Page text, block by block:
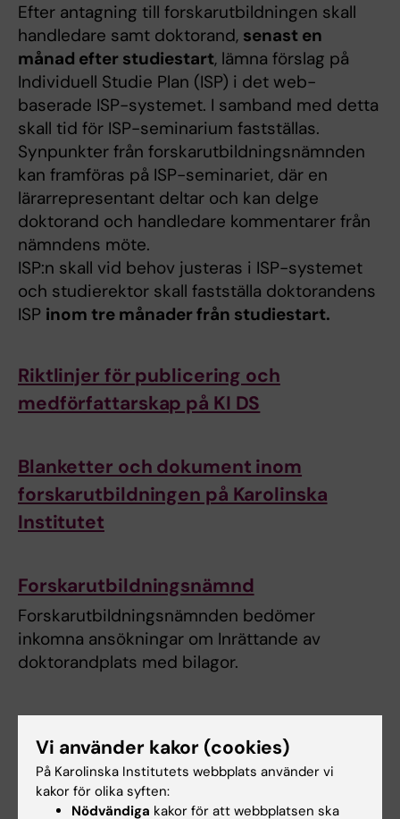
Efter antagning till forskarutbildningen skall
handledare samt doktorand, senast en
månad efter studiestart, lämna förslag på
Individuell Studie Plan (ISP) i det web-
baserade ISP-systemet. I samband med detta
skall tid för ISP-seminarium fastställas.
Synpunkter från forskarutbildningsnämnden
kan framföras på ISP-seminariet, där en
lärarrepresentant deltar och kan delge
doktorand och handledare kommentarer från
nämndens möte.
ISP:n skall vid behov justeras i ISP-systemet
och studierektor skall fastställa doktorandens
ISP inom tre månader från studiestart.
Riktlinjer för publicering och
medförfattarskap på KI DS
Blanketter och dokument inom
forskarutbildningen på Karolinska
Institutet
Forskarutbildningsnämnd
Forskarutbildningsnämnden bedömer
inkomna ansökningar om Inrättande av
doktorandplats med bilagor.
Tillgodoräknande inom
forskarutbildningen
Vi använder kakor (cookies)
På Karolinska Institutets webbplats använder vi
kakor för olika syften:
Nödvändiga kakor för att webbplatsen ska